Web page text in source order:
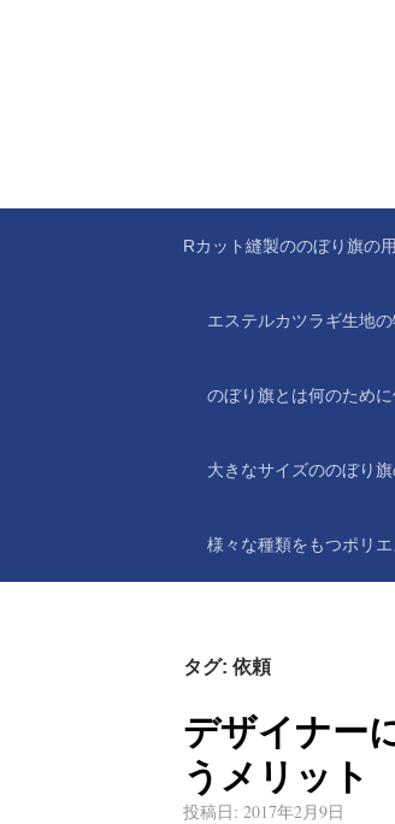
Rカット縫製ののぼり旗の
エステルカツラギ生地
のぼり旗とは何のため
大きなサイズののぼり
様々な種類をもつポリ
タグ: 依頼
デザイナー
うメリット
投稿日: 2017年2月9日